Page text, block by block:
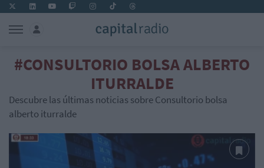
#CONSULTORIO BOLSA ALBERTO
ITURRALDE
Descubre las últimas noticias sobre Consultorio bolsa
alberto iturralde